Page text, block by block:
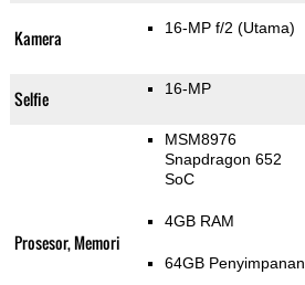
Kamera 16-MP f/2 (Utama)
Selfie 16-MP
Prosesor, Memori
MSM8976
Snapdragon 652
SoC
4GB RAM
64GB Penyimpanan